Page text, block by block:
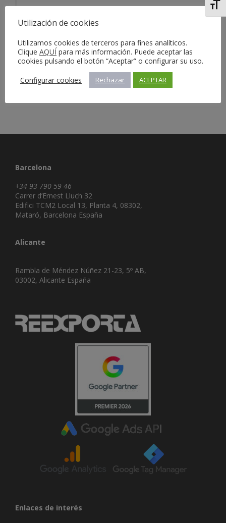
Barcelona
+34 93 790 59 46
Carrer d’Ernest Lluch 32
Edifici TCM2 Local 13, Planta 4, 08302,
Mataró, Barcelona España
Alicante
Rambla de Méndez Núñez 21-23, 5º AB,
03002, Alicante España
Enlaces de interés
Utilización de cookies
Utilizamos cookies de terceros para fines analíticos.
Clique AQUÍ para más información. Puede aceptar las
cookies pulsando el botón “Aceptar” o configurar su uso.
Configurar cookies
Rechazar ACEPTAR